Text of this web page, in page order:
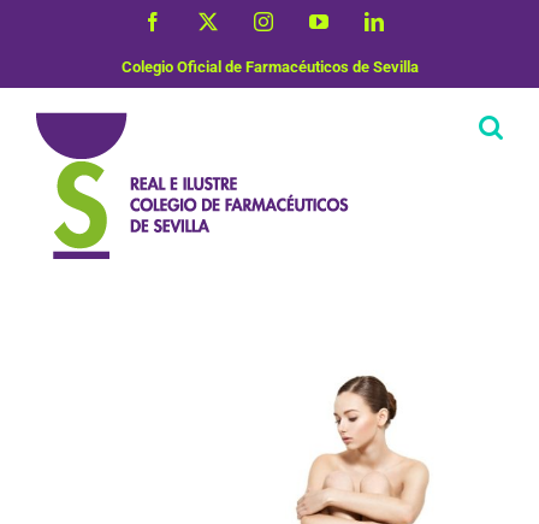
Facebook InstagramYouTubeLinkedIn
Colegio Oficial de Farmacéuticos de Sevilla